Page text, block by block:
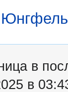
в
в